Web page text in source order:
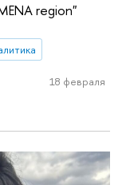
region"
18 февраля